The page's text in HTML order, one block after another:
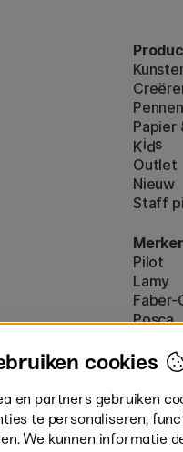
Pennen
Papier
Kids
Outlet
Nieuw
Staff
Pilot
Lamy
Faber-
Posca
Alle
cookies
en partners gebruiken
te personaliseren,
We kunnen informatie